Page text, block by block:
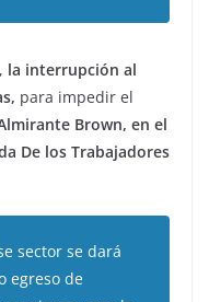
la interrupción al
para impedir el
Brown, en el
De los Trabajadores
sector se dará
egreso de